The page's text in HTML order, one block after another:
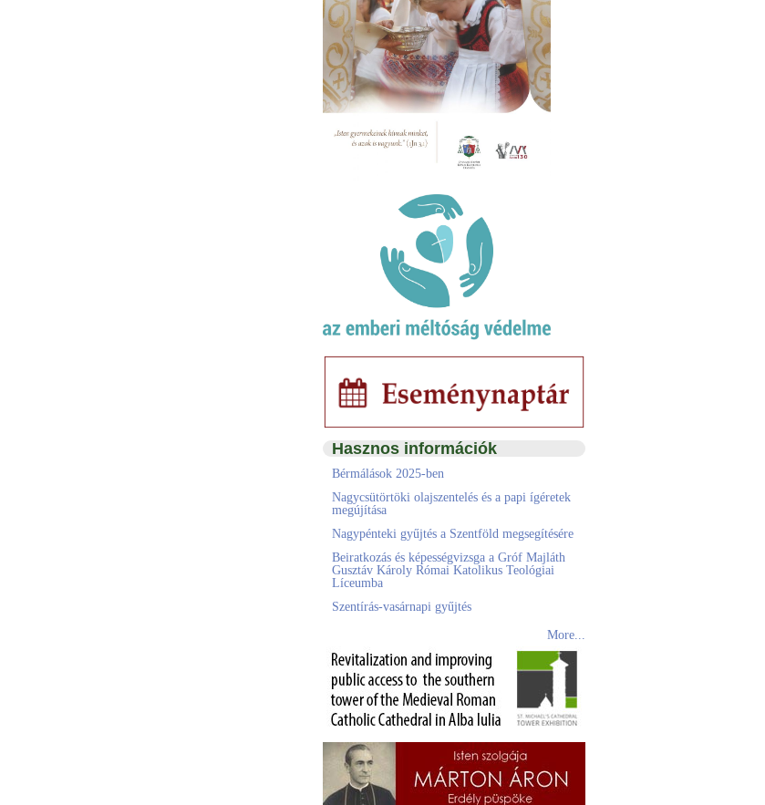
Hasznos információk
Bérmálások 2025-ben
Nagycsütörtöki olajszentelés és a papi ígéretek
megújítása
Nagypénteki gyűjtés a Szentföld megsegítésére
Beiratkozás és képességvizsga a Gróf Majláth
Gusztáv Károly Római Katolikus Teológiai
Líceumba
Szentírás-vasárnapi gyűjtés
More...